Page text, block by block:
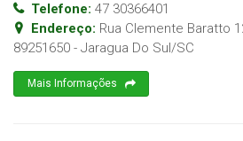
Telefone: 47 30366401
Endereço: Rua Clemente Baratto
89251650 - Jaragua Do Sul/SC
Mais Informações